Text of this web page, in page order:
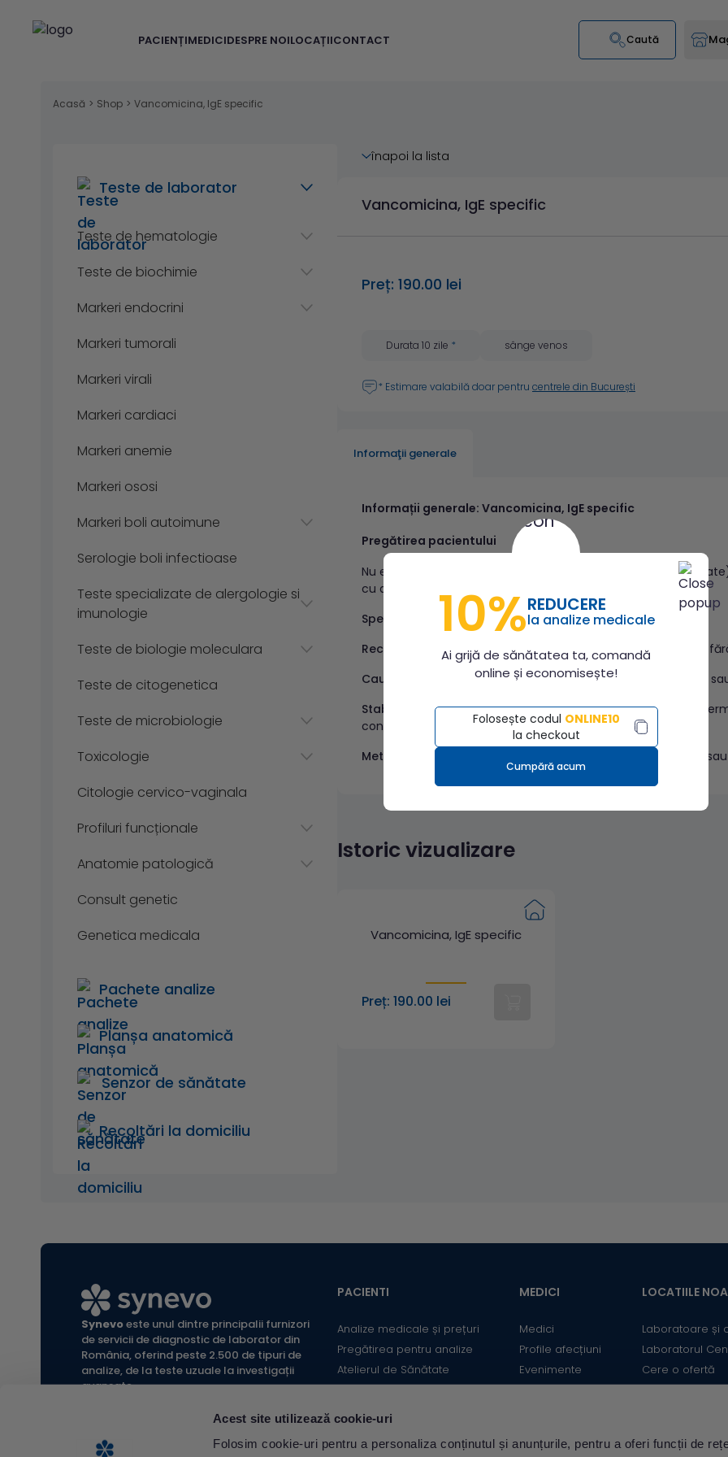
Acest site utilizează cookie-uri
Folosim cookie-uri pentru a personaliza conținutul și anunțurile, pentru a oferi funcții de
PACIENȚIMEDICIDESPRE NOILOCAȚIICONTACT Caută
Acasă > Shop > Vancomicina, IgE specific
Teste de laborator
Teste de hematologie
Teste de biochimie
Markeri endocrini
Markeri tumorali
Markeri virali
Markeri cardiaci
Markeri anemie
Markeri ososi
Markeri boli autoimune
Serologie boli infectioase
Teste specializate de alergologie si
imunologie
Teste de biologie moleculara
Teste de citogenetica
Teste de microbiologie
Toxicologie
Citologie cervico-vaginala
Profiluri funcționale
Anatomie patologică
Consult genetic
Genetica medicala
Pachete analize
Planșa anatomică
Senzor de sănătate
Recoltări la domiciliu
înapoi la lista
Vancomicina, IgE specific
Preț: 190.00 lei
Durata 10 zile * sânge venos
* Estimare valabilă doar pentru centrele din București
Informaţii generale
Informații generale: Vancomicina, IgE specific
Pregătirea pacientului
Nu este necesară respectarea condițiilor à jeun (pe
cu antihistaminice.
Specimen recoltat – sânge venos.
Recipient de recoltare
– vacutainer fără anticoagulant, cu/
Cauze de respingere a probei– specimen intens hemolizat
Stabilitate probă– serul separat este stabil: 7 zile la 2-8°C;
congelarea și decongelarea repetată.
Metodă
– FEIA (imunoenzimatică cu detecţie fluorimetrică) sau
Istoric vizualizare
Vancomicina, IgE specific
Preț: 190.00 lei
Synevoeste unul dintre principalii furnizori
de servicii de diagnostic de laborator din
România, oferind peste 2.500 de tipuri de
analize, de la teste uzuale la investigații
avansate.
Termeni și condiții website |
PACIENTI
Analize medicale și prețuri
Pregătirea pentru analize
Atelierul de Sănătate
Informații utile
Locații
MEDICI
Medici
Profile afecțiuni
Evenimente
Informații medicale
LOCATIILE
Laboratoare și
Laboratorul
Cere o ofertă
Contact
10%REDUCERE
la analize medicale
Ai grijă de sănătatea ta, comandă
online și economisește!
Folosește codul ONLINE10
la checkout
Cumpără acum